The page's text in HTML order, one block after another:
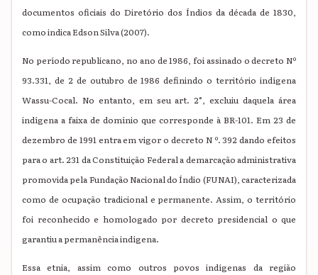
documentos oficiais do Diretório dos Índios da década de 1830,
como indica Edson Silva (2007).
No período republicano, no ano de 1986, foi assinado o decreto Nº
93.331, de 2 de outubro de 1986 definindo o território indígena
Wassu-Cocal. No entanto, em seu art. 2°, excluiu daquela área
indígena a faixa de domínio que corresponde à BR-101. Em 23 de
dezembro de 1991 entra em vigor o decreto N º. 392 dando efeitos
para o art. 231 da Constituição Federal a demarcação administrativa
promovida pela Fundação Nacional do Índio (FUNAI), caracterizada
como de ocupação tradicional e permanente. Assim, o território
foi reconhecido e homologado por decreto presidencial o que
garantiu a permanência indígena.
Essa etnia, assim como outros povos indígenas da região